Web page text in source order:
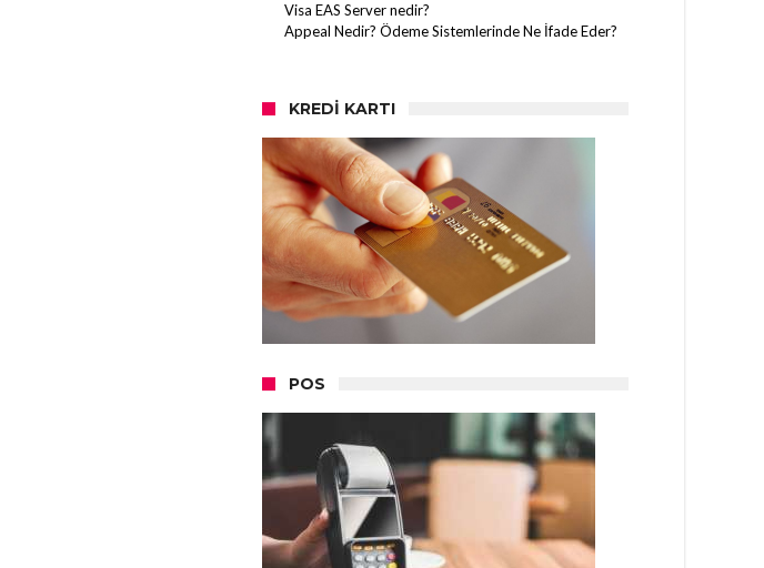
Visa EAS Server nedir?
Appeal Nedir? Ödeme Sistemlerinde Ne İfade Eder?
KREDI KARTI
POS